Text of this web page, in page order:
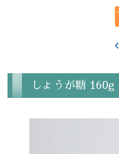
しょうが糖 160g